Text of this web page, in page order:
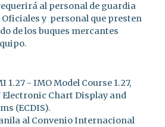
al personal de guardia
Oficiales y personal que presten
de los buques mercantes
1.27 - IMO Model Course 1.27,
Electronic Chart Display and
(ECDIS).
al Convenio Internacional